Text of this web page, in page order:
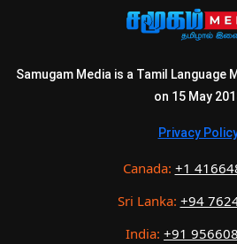
Samugam Media is a Tamil Language
on 15 May
Privacy
Canada: +1
Sri Lanka: +94
India: +91